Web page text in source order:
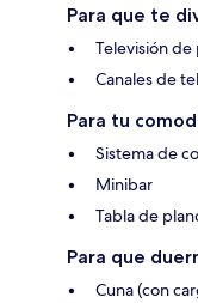
Para que te
Televisión
Canales de
Para tu
Sistema de
Minibar
Tabla de
Para que
Cuna (con